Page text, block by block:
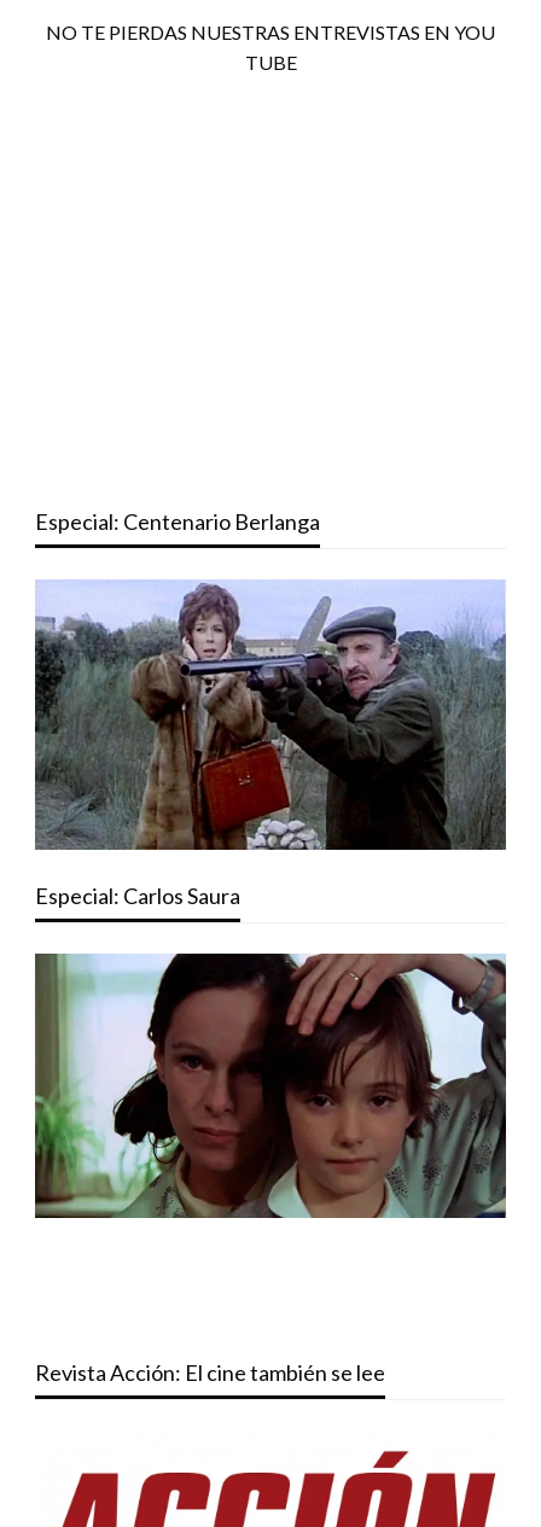
NO TE PIERDAS NUESTRAS ENTREVISTAS EN YOU
TUBE
Especial: Centenario Berlanga
Especial: Carlos Saura
Revista Acción: El cine también se lee